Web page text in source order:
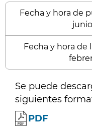
Fecha y hora de
Fecha y hora de
Se puede
siguientes
PDF